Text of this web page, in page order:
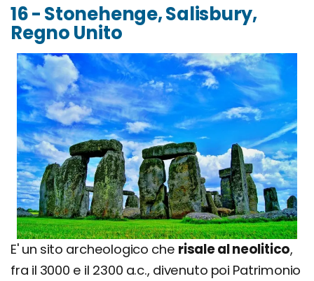
16 - Stonehenge, Salisbury,
Regno Unito
E' un sito archeologico che risale al neolitico,
fra il 3000 e il 2300 a.c., divenuto poi Patrimonio